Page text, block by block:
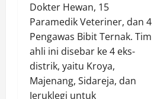
Dokter Hewan, 15
Paramedik Veteriner, dan 4
Pengawas Bibit Ternak. Tim
ahli ini disebar ke 4 eks-
distrik, yaitu Kroya,
Majenang, Sidareja, dan
Jeruklegi untuk